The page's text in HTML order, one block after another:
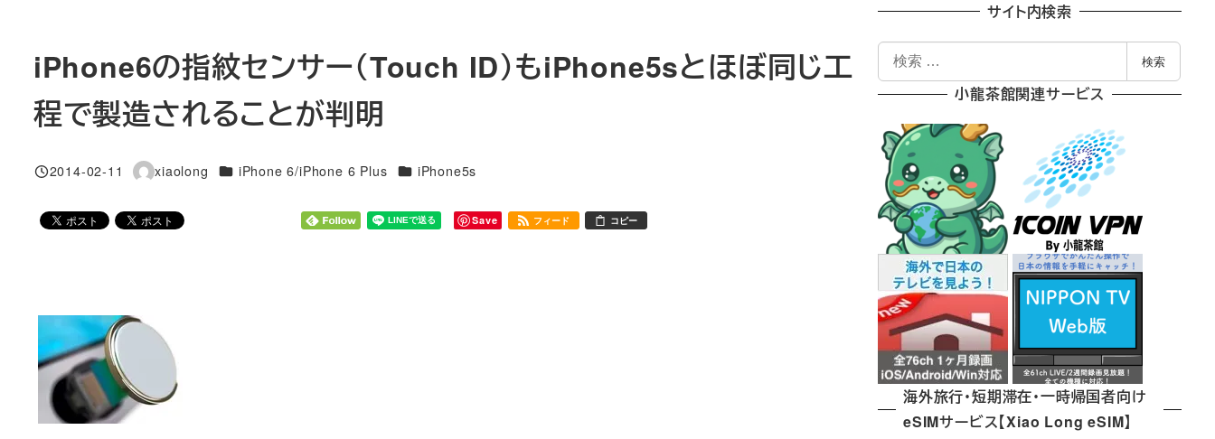
iPhone6の指紋センサー（Touch ID）もiPhone5sとほぼ同じ工
程で製造されることが判明
投稿日
2014-02-11
著
xiaolong カテゴリー
iPhone 6/iPhone 6 Plus カテゴリー
iPhone5s
Save フィード コピー
サイト内検索
索
検索
小龍茶館関連サービス
海外旅行・短期滞在・一時帰国者向け
eSIMサービス【Xiao Long eSIM】